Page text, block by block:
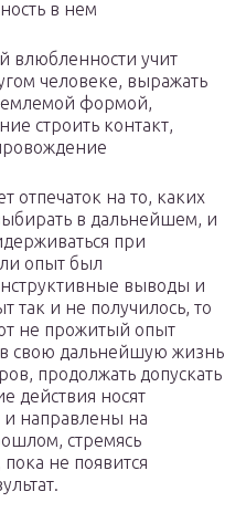
в нем
влюбленности учит
человеке, выражать
формой,
строить контакт,
отпечаток на то, каких
в дальнейшем, и
при
опыт был
выводы и
так и не получилось, то
не прожитый опыт
в свою дальнейшую жизнь
продолжать допускать
действия носят
и направлены на
стремясь
пока не появится